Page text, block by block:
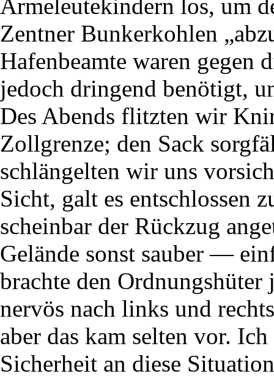
Armeleutekindern los, um
Zentner Bunkerkohlen
Hafenbeamte waren gegen
jedoch dringend benötigt,
Des Abends flitzten wir
Zollgrenze; den Sack
schlängelten wir uns
Sicht, galt es entschlossen
scheinbar der Rückzug
Gelände sonst sauber —
brachte den
nervös nach links und
aber das kam selten vor.
Sicherheit an diese